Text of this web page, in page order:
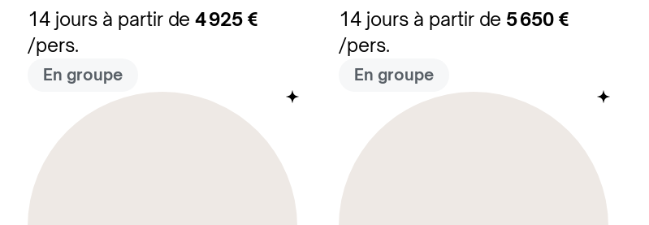
14 jours à partir de 4 925 €
/pers.
En groupe
14 jours à partir de 5 650 €
/pers.
En groupe